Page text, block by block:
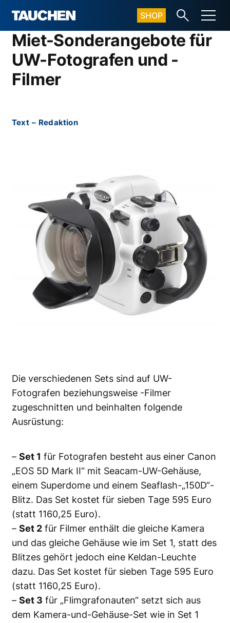
SHOP
Miet-Sonderangebote für
UW-Fotografen und -
Filmer
Text – Redaktion
Die verschiedenen Sets sind auf UW-
Fotografen beziehungsweise -Filmer
zugeschnitten und beinhalten folgende
Ausrüstung:
– Set 1 für Fotografen besteht aus einer Canon
„EOS 5D Mark II“ mit Seacam-UW-Gehäuse,
einem Superdome und einem Seaflash-„150D“-
Blitz. Das Set kostet für sieben Tage 595 Euro
(statt 1160,25 Euro).
– Set 2 für Filmer enthält die gleiche Kamera
und das gleiche Gehäuse wie im Set 1, statt des
Blitzes gehört jedoch eine Keldan-Leuchte
dazu. Das Set kostet für sieben Tage 595 Euro
(statt 1160,25 Euro).
– Set 3 für „Flimgrafonauten“ setzt sich aus
dem Kamera-und-Gehäuse-Set wie in Set 1